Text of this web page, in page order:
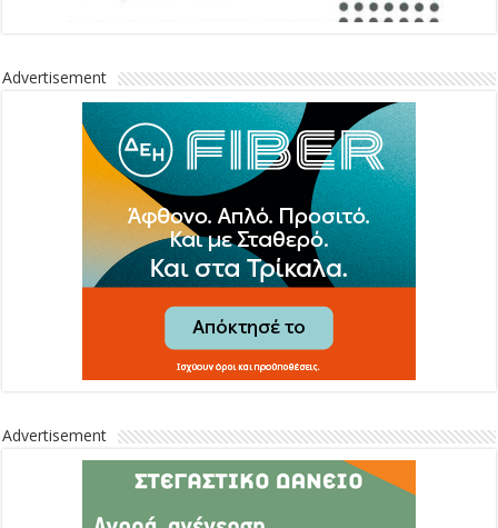
Advertisement
Advertisement